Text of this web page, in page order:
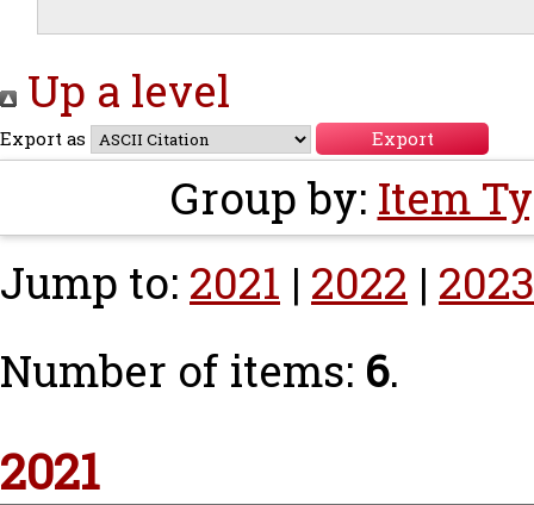
Up a level
Export as
Group by: Item
Jump to: 2021 | 2022 | 2023
Number of items: 6.
2021